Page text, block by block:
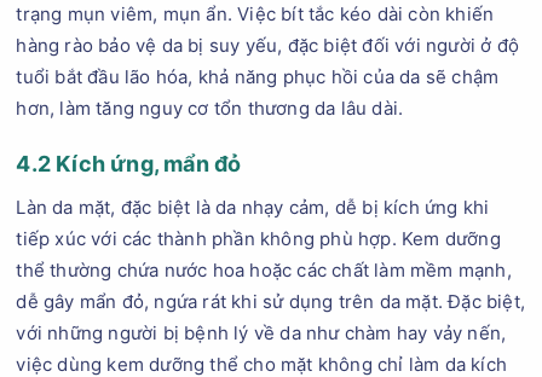
trạng mụn viêm, mụn ẩn. Việc bít tắc kéo dài còn khiến
hàng rào bảo vệ da bị suy yếu, đặc biệt đối với người ở độ
tuổi bắt đầu lão hóa, khả năng phục hồi của da sẽ chậm
hơn, làm tăng nguy cơ tổn thương da lâu dài.
4.2 Kích ứng, mẩn đỏ
Làn da mặt, đặc biệt là da nhạy cảm, dễ bị kích ứng khi
tiếp xúc với các thành phần không phù hợp. Kem dưỡng
thể thường chứa nước hoa hoặc các chất làm mềm mạnh,
dễ gây mẩn đỏ, ngứa rát khi sử dụng trên da mặt. Đặc biệt,
với những người bị bệnh lý về da như chàm hay vảy nến,
việc dùng kem dưỡng thể cho mặt không chỉ làm da kích